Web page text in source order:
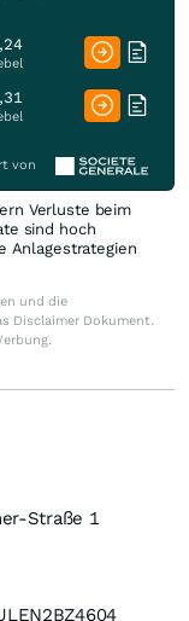
von
Verluste beim
sind hoch
Anlagestrategien
und die
Disclaimer Dokument.
Straße 1